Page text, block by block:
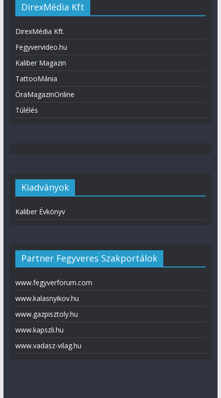
DirexMédia Kft
DirexMédia Kft.
Fegyvervideo.hu
Kaliber Magazin
TattooMánia
ÓraMagazinOnline
Túlélés
Kiadványok
Kaliber Évkönyv
Partner Fegyveres Szakportálok
www.fegyverforum.com
www.kalasnyikov.hu
www.gazpisztoly.hu
www.kapszli.hu
www.vadasz-vilag.hu